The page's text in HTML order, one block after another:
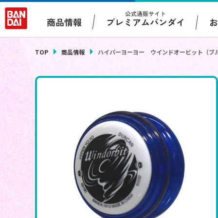
商品情報
公式通販サイト
プレミアムバンダイ
TOP 商品情報 ハイパーヨーヨー ウインドオービット（ブ